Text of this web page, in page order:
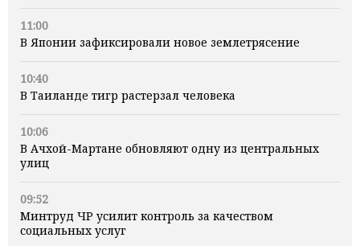
11:00
В Японии зафиксировали новое землетрясение
10:40
В Таиланде тигр растерзал человека
10:06
В Ачхой-Мартане обновляют одну из центральных
улиц
09:52
Минтруд ЧР усилит контроль за качеством
социальных услуг